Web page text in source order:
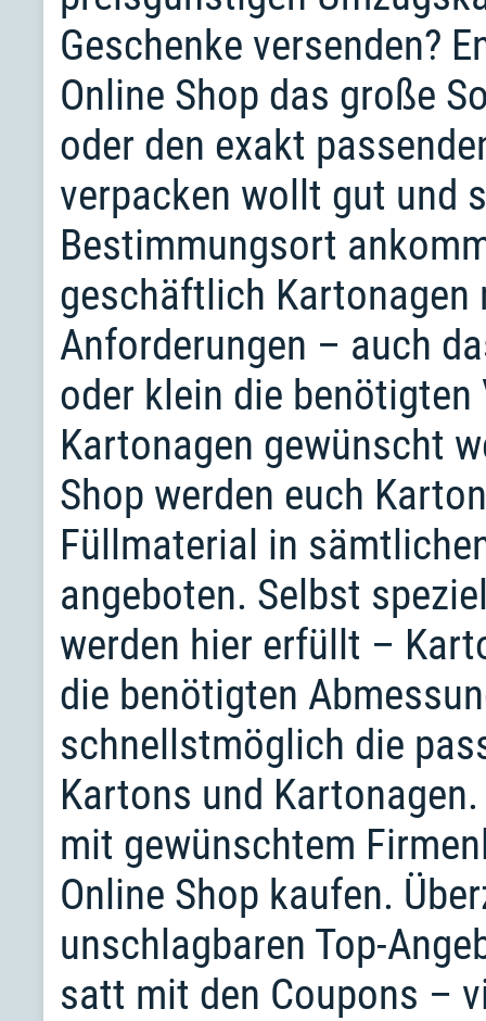
Geschenke versenden?
Online Shop das große
oder den exakt
verpacken wollt gut und
Bestimmungsort
geschäftlich Kartonagen
Anforderungen – auch
oder klein die
Kartonagen gewünscht
Shop werden euch
Füllmaterial in
angeboten. Selbst
werden hier erfüllt –
die benötigten
schnellstmöglich die
Kartons und
mit gewünschtem
Online Shop kaufen.
unschlagbaren Top-
satt mit den Coupons –